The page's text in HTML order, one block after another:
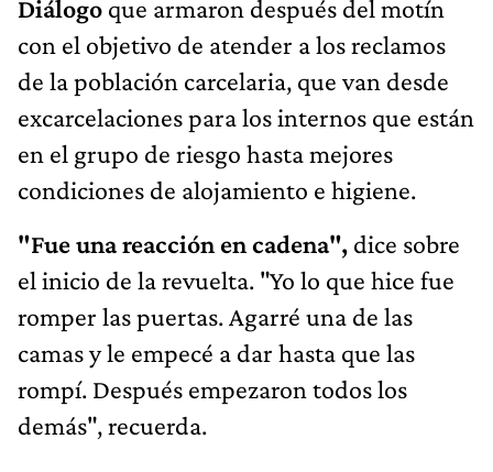
Diálogo que armaron después del motín
con el objetivo de atender a los reclamos
de la población carcelaria, que van desde
excarcelaciones para los internos que están
en el grupo de riesgo hasta mejores
condiciones de alojamiento e higiene.
"Fue una reacción en cadena", dice sobre
el inicio de la revuelta. "Yo lo que hice fue
romper las puertas. Agarré una de las
camas y le empecé a dar hasta que las
rompí. Después empezaron todos los
demás", recuerda.